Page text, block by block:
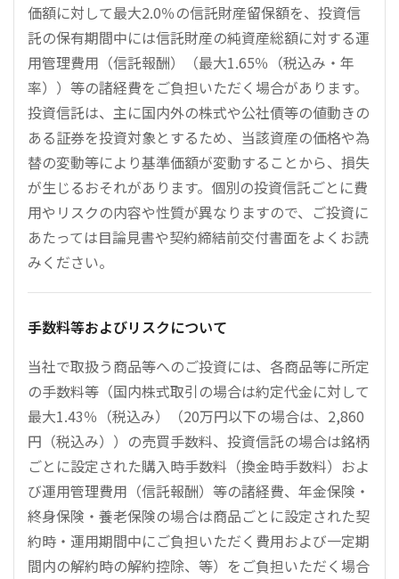
価額に対して最大2.0％の信託財産留保額を、投資信
託の保有期間中には信託財産の純資産総額に対する運
用管理費用（信託報酬）（最大1.65％（税込み・年
率））等の諸経費をご負担いただく場合があります。
投資信託は、主に国内外の株式や公社債等の値動きの
ある証券を投資対象とするため、当該資産の価格や為
替の変動等により基準価額が変動することから、損失
が生じるおそれがあります。個別の投資信託ごとに費
用やリスクの内容や性質が異なりますので、ご投資に
あたっては目論見書や契約締結前交付書面をよくお読
みください。
手数料等およびリスクについて
当社で取扱う商品等へのご投資には、各商品等に所定
の手数料等（国内株式取引の場合は約定代金に対して
最大1.43％（税込み）（20万円以下の場合は、2,860
円（税込み））の売買手数料、投資信託の場合は銘柄
ごとに設定された購入時手数料（換金時手数料）およ
び運用管理費用（信託報酬）等の諸経費、年金保険・
終身保険・養老保険の場合は商品ごとに設定された契
約時・運用期間中にご負担いただく費用および一定期
間内の解約時の解約控除、等）をご負担いただく場合